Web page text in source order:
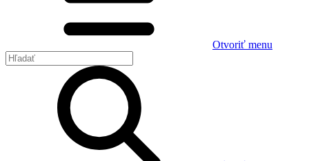
Otvoriť menu